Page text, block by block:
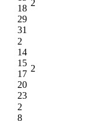
18
29
31
2
2
14
15
17
20
23
2
2
8